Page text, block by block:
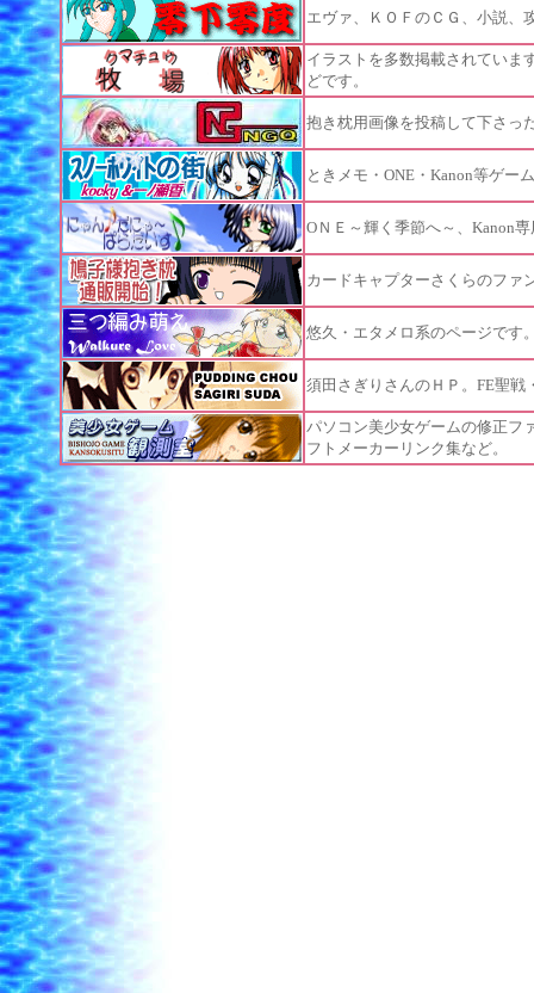
エヴァ、ＫＯＦのＣＧ、小説、
イラストを多数掲載されていま
どです。
抱き枕用画像を投稿して下さっ
ときメモ・ONE・Kanon等ゲー
OＮＥ～輝く季節へ～、Kanon
カードキャプターさくらのファ
悠久・エタメロ系のページです
須田さぎりさんのＨＰ。FE聖戦
パソコン美少女ゲームの修正フ
フトメーカーリンク集など。